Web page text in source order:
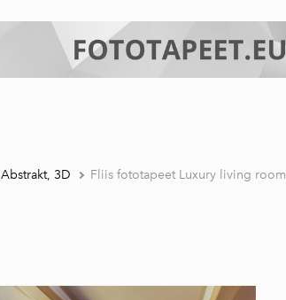
Abstrakt, 3D Fliis fototapeet Luxury living room